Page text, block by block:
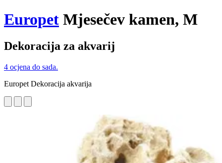
Europet Mjesečev kamen, M
Dekoracija za akvarij
4 ocjena do sada.
Europet Dekoracija akvarija